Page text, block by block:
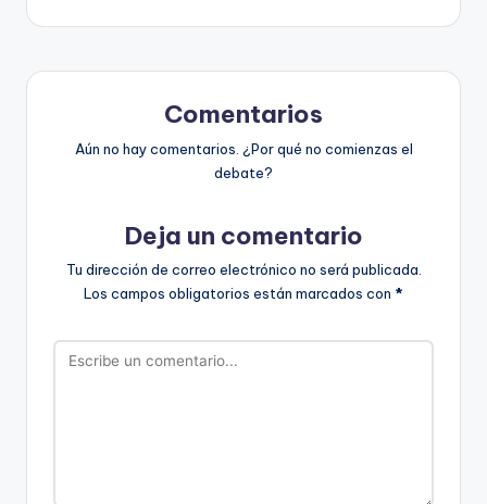
Comentarios
Aún no hay comentarios. ¿Por qué no comienzas el
debate?
Deja un comentario
Tu dirección de correo electrónico no será publicada.
Los campos obligatorios están marcados con *